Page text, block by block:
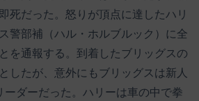
死だった。怒りが頂点に達したハリ
警部補（ハル・ホルブルック）に全
を通報する。到着したブリッグスの
したが、意外にもブリッグスは新人
ーダーだった。ハリーは車の中で拳